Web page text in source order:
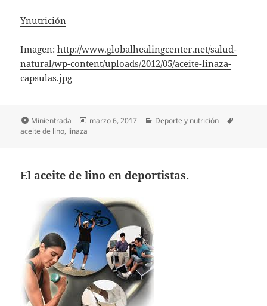
Ynutrición
Imagen:http://www.globalhealingcenter.net/salud-
natural/wp-content/uploads/2012/05/aceite-linaza-
capsulas.jpg
Formato
Minientrada
Publicado
marzo 6, 2017 Categorías
Deporte y nutrición
aceite de lino, linaza
El aceite de lino en deportistas.